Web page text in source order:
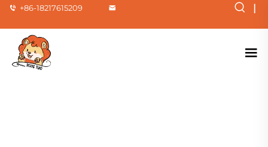
+86-18217615209 |